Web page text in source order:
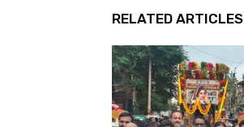
RELATED ARTICLES